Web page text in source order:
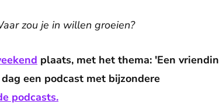
zou je in willen groeien?
plaats, met het thema: 'Een vriendin
een podcast met bijzondere
podcasts.